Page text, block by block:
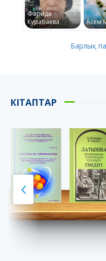
Фарида
Курабаева
Асем
Барлық
КІТАПТАР